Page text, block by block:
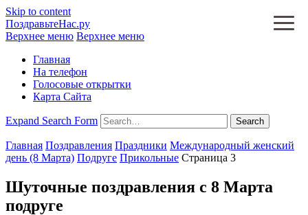
Skip to content
ПоздравьтеНас.ру
Верхнее меню Верхнее меню
Главная
На телефон
Голосовые открытки
Карта Сайта
Expand Search Form Search
Главная Поздравления Праздники Международный женский
день (8 Марта) Подруге Прикольные Страница 3
Шуточные поздравления с 8 Марта
подруге